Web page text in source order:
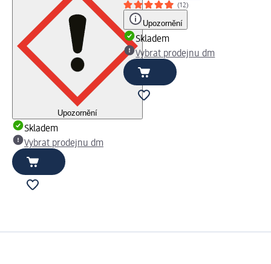
Upozornění
Skladem
Vybrat prodejnu dm
(12)
Upozornění
Skladem
Vybrat prodejnu dm